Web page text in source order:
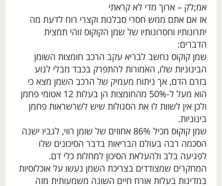
אמ;לק – ארוך מדי לא קראתי
אז אם אתם ממש חסרי סבלנות וקצרי רוח לדעת מה
יתרונותיו וחסרונותיו של שמן הקוקוס זוהי תמצית
הדברים:
שמן קוקוס נחשב לבריא עקב הרכב חומצות השומן
הבינוניות שלו, האמורות להתפרק בכבד מבלי לנוע
בזרם הדם, אך ניתוח מעמיק של הרכב השמן מצא כי
הוא מעל ל-50% מהחומצות הן בעלות 12 אטומי פחמן
ולכן אין לשוות לו את הסגולות שיש לשרשראות פחמן
בינוניות.
שמן קוקוס מכיל 86% אחוזים של שומן רווי, לגביו ישנה
הסכמה רבה בעולם הבריאות בדבר הסיכונים שלו
לפגיעה בלב ולהעלאת הסיכון למחלות כלי דם.
המחקרים שמצודדים בצריכת השמן נעשו על אוכלוסיות
במדינות בעלות אורח חיים השונה משמעותית מזה